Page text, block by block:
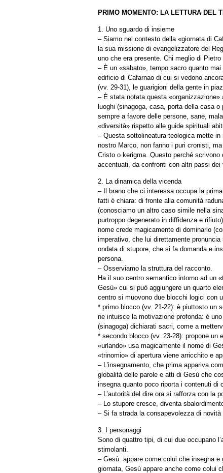
PRIMO MOMENTO: LA LETTURA DEL
1. Uno sguardo di insieme
– Siamo nel contesto della «giornata di
la sua missione di evangelizzatore del
uno che era presente. Chi meglio di
– È un «sabato», tempo sacro quanto
edificio di Cafarnao di cui si vedono
(vv. 29-31), le guarigioni della gente in
– È stata notata questa
luoghi (sinagoga, casa, porta della casa
sempre a favore delle persone, sane,
«diversità» rispetto alle guide spirituali
– Questa sottolineatura teologica mette
nostro Marco, non fanno i puri cronisti,
Cristo o kerigma. Questo perché
accentuati, da confronti con altri passi
2. La dinamica della vicenda
– Il brano che ci interessa occupa la
fatti è chiara: di fronte alla comunità
(conosciamo un altro caso simile nella
purtroppo degenerato in diffidenza e
nome crede magicamente di dominarlo
imperativo, che lui direttamente
ondata di stupore, che si fa domanda e
persona.
– Osserviamo la struttura del racconto.
Ha il suo centro semantico intorno ad un
Gesù» cui si può aggiungere un quarto
centro si muovono due blocchi logici con
* primo blocco (vv. 21-22): è piuttosto un
ne intuisce la motivazione profonda: è
(sinagoga) dichiarati sacri, come a
* secondo blocco (vv. 23-28): propone un
«urlando» usa magicamente il nome di
«trinomio» di apertura viene arricchito e
– L’insegnamento, che prima appariva
globalità delle parole e atti di Gesù che
insegna quanto poco riporta i contenuti di
– L’autorità del dire ora si rafforza con la
– Lo stupore cresce, diventa
– Si fa strada la consapevolezza di
3. I personaggi
Sono di quattro tipi, di cui due occupano
stimolanti.
– Gesù: appare come colui che insegna
giornata, Gesù appare anche come colui